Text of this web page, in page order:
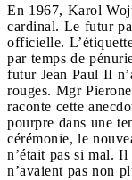
En 1967, Karol
cardinal. Le futur
officielle.
par temps de
futur Jean Paul II
rouges. Mgr
raconte cette
pourpre dans une
cérémonie, le
n’était pas si mal.
n’avaient pas non